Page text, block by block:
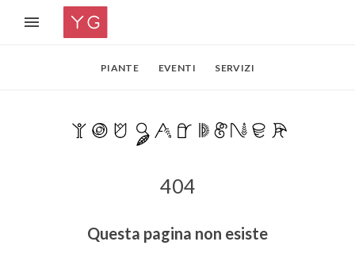
PIANTE EVENTI SERVIZI
404
Questa pagina non esiste